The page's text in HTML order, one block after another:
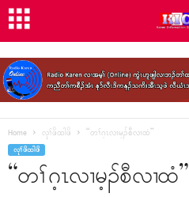
Home လုၢ်ဖိထါဖိ “တၢ်ဂ့ၤလၢမ့ၣ်စီလၢထံ”
လုၢ်ဖိထါဖိ
“တၢ်ဂ့ၤလၢမ့ၣ်စီလၢထံ”